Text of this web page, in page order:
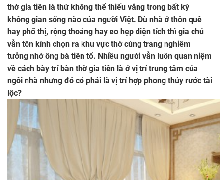
thờ gia tiên là thứ không thể thiếu vắng trong bất kỳ
không gian sống nào của người Việt. Dù nhà ở thôn quê
hay phố thị, rộng thoáng hay eo hẹp diện tích thì gia chủ
vẫn tôn kính chọn ra khu vực thờ cúng trang nghiêm
tưởng nhớ ông bà tiên tổ. Nhiều người vẫn luôn quan niệm
về cách bày trí bàn thờ gia tiên là ở vị trí trung tâm của
ngôi nhà nhưng đó có phải là vị trí hợp phong thủy rước tài
lộc?